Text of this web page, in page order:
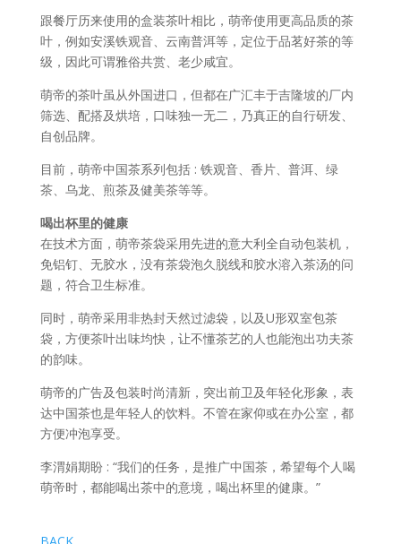
跟餐厅历来使用的盒装茶叶相比，萌帝使用更高品质的茶
叶，例如安溪铁观音、云南普洱等，定位于品茗好茶的等
级，因此可谓雅俗共赏、老少咸宜。
萌帝的茶叶虽从外国进口，但都在广汇丰于吉隆坡的厂内
筛选、配搭及烘培，口味独一无二，乃真正的自行研发、
自创品牌。
目前，萌帝中国茶系列包括 : 铁观音、香片、普洱、绿
茶、乌龙、煎茶及健美茶等等。
喝出杯里的健康
在技术方面，萌帝茶袋采用先进的意大利全自动包装机，
免铝钉、无胶水，没有茶袋泡久脱线和胶水溶入茶汤的问
题，符合卫生标准。
同时，萌帝采用非热封天然过滤袋，以及U形双室包茶
袋，方便茶叶出味均快，让不懂茶艺的人也能泡出功夫茶
的韵味。
萌帝的广告及包装时尚清新，突出前卫及年轻化形象，表
达中国茶也是年轻人的饮料。不管在家仰或在办公室，都
方便冲泡享受。
李渭娟期盼 : “我们的任务，是推广中国茶，希望每个人喝
萌帝时，都能喝出茶中的意境，喝出杯里的健康。”